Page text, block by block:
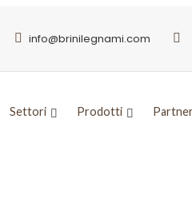
info@brinilegnami.com
Settori Prodotti